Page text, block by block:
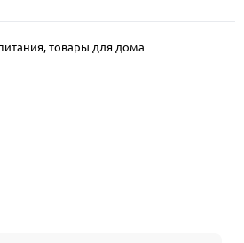
товары для дома